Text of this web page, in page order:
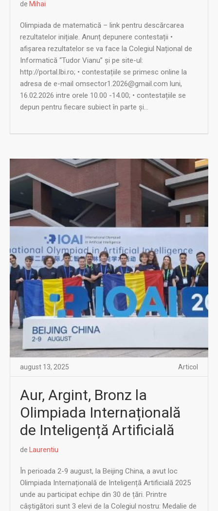
de Mihai
Olimpiada de matematică – link pentru descărcarea
rezultatelor inițiale. Anunț depunere contestații •
afișarea rezultatelor se va face la Colegiul Național de
Informatică “Tudor Vianu” și pe site-ul:
http://portal.lbi.ro; • contestațiile se primesc online la
adresa de e-mail omsector1.2026@gmail.com luni,
16.02.2026 intre orele 10.00 -14.00; • contestațiile se
depun pentru fiecare subiect în parte și...
august 13, 2025 Articol
Aur, Argint, Bronz la
Olimpiada Internațională
de Inteligență Artificială
de Laurentiu
În perioada 2-9 august, la Beijing China, a avut loc
Olimpiada Internațională de Inteligență Artificială 2025
unde au participat echipe din 30 de țări. Printre
câștigători sunt 3 elevi de la Colegiul nostru: Medalie de